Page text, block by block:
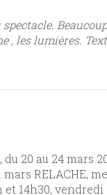
, les lumières.
, du 20 au 24 mars
mars RELACHE,
et 14h30, vendredi